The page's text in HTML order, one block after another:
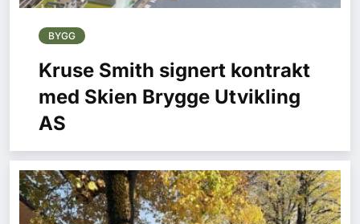
BYGG
Kruse Smith signert kontrakt
med Skien Brygge Utvikling
AS